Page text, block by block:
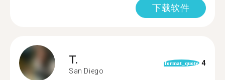
下载软件
T.
San Diego
format_quote 4